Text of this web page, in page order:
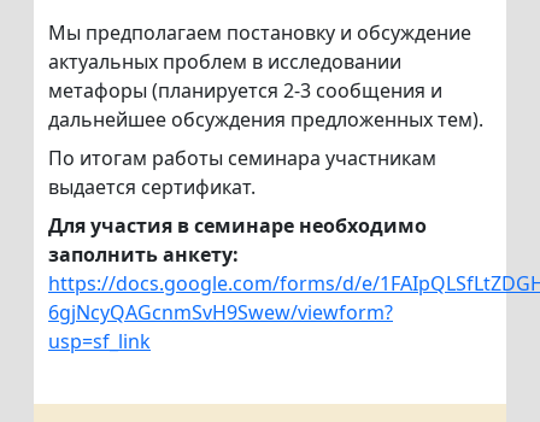
Мы предполагаем постановку и обсуждение
актуальных проблем в исследовании
метафоры (планируется 2-3 сообщения и
дальнейшее обсуждения предложенных тем).
По итогам работы семинара участникам
выдается сертификат.
Для участия в семинаре необходимо
заполнить анкету:
https://docs.google.com/forms/d/e/
6gjNcyQAGcnmSvH9Swew/viewform?
usp=sf_link